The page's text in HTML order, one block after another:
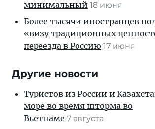
минимальный 18 июня
Более тысячи иностранцев
«визу традиционных
переезда в Россию 17 июня
Другие новости
Туристов из России и
море во время шторма во
Вьетнаме 7 августа